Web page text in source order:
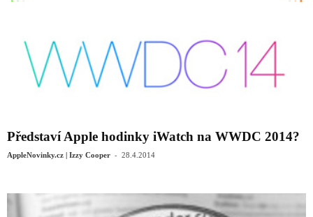
Představí Apple hodinky iWatch na WWDC 2014?
AppleNovinky.cz | Izzy Cooper - 28.4.2014